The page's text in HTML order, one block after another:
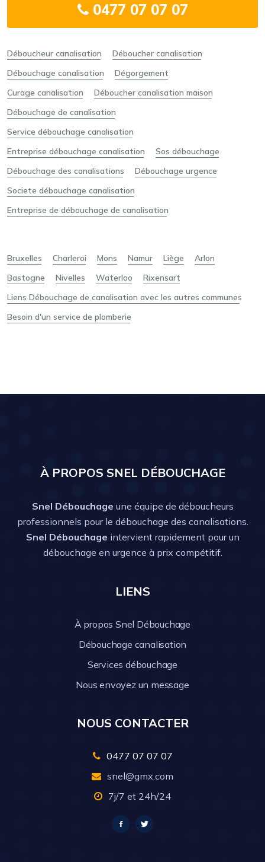
0477 07 07 07
Déboucheur canalisation
Déboucher canalisation
Débouchage canalisation
Dégorgement
Curage canalisation
Déboucher canalisation maison
Débouchage de canalisation
Service débouchage canalisation
Entreprise débouchage canalisation
Sos débouchage
Débouchage des canalisations
Débouchage urgence
Societe débouchage canalisation
Entreprise de débouchage de canalisation
Bruxelles Charleroi Mons Namur Liège
Arlon
Bastogne
Nivelles Waterloo
Rixensart
Liens Débouchage de canalisation avec les autres communes
Besoin d'un service de plomberie
À PROPOS SNEL DÉBOUCHAGE
Snel Débouchage une équipe de déboucheurs
professionnels pour le débouchage des canalisations.
Snel Débouchage intervient rapidement pour un
débouchage en urgence à prix compétitif.
LIENS
À propos Snel Débouchage
Débouchage canalisation
Services débouchage
Nous envoyez un message
NOUS CONTACTER
0477 07 07 07
snel@gmx.com
7j/7 et 24h/24